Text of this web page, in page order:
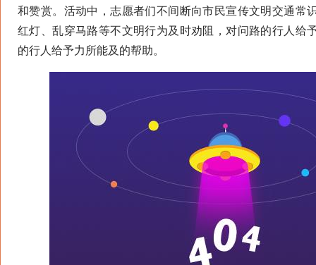
和赞赏。活动中，志愿者们不间断向市民宣传文明交通常
红灯、乱穿马路等不文明行为及时劝阻，对问路的行人给
的行人给予力所能及的帮助。